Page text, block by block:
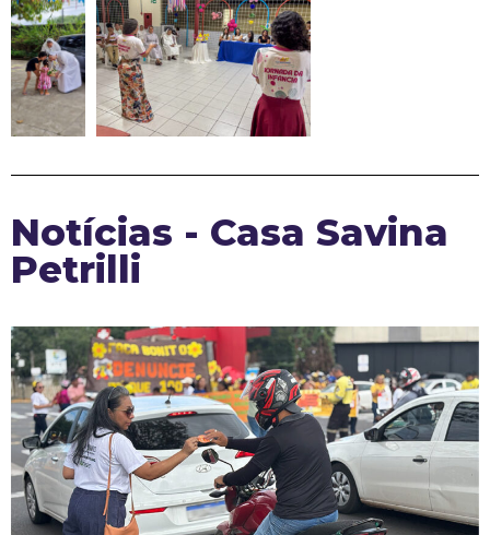
Notícias - Casa Savina
Petrilli